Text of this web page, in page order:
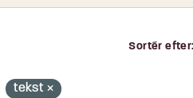
Sortér efter
tekst